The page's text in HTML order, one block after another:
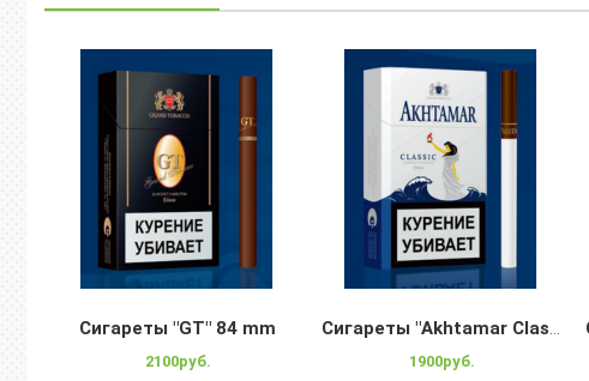
Сигареты "GT" 84 mm
2100руб.
Сигареты "Akhtamar Classic" 84mm
1900руб.